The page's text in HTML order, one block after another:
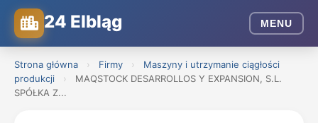
24 Elbląg MENU
Strona główna › Firmy ›
Maszyny i utrzymanie ciągłości
produkcji
›
MAQSTOCK DESARROLLOS Y EXPANSION, S.L.
SPÓŁKA Z...